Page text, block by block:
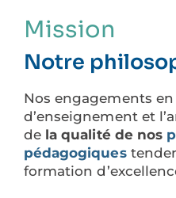
Mission
Notre
Nos engagements
d’enseignement et
de la qualité de nos
pédagogiques
formation